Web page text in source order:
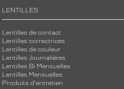
LENTILLES
Lentilles de contact
Lentilles correctrices
Lentilles de couleur
Lentilles Journalières
Lentilles Bi Mensuelles
Lentilles Mensuelles
Produits d'entretien